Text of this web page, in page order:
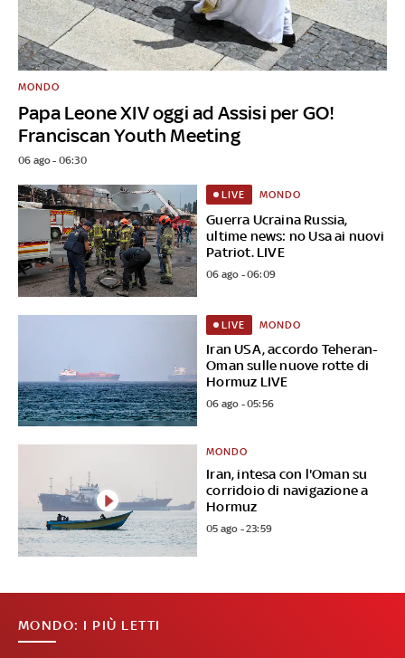
Papa Leone XIV oggi ad Assisi per GO!
Franciscan Youth Meeting
MONDO
06 ago - 06:30
Guerra Ucraina Russia,
ultime news: no Usa ai nuovi
Patriot. LIVE
LIVE MONDO
06 ago - 06:09
Iran USA, accordo Teheran-
Oman sulle nuove rotte di
Hormuz LIVE
LIVE MONDO
06 ago - 05:56
Iran, intesa con l'Oman su
corridoio di navigazione a
Hormuz
MONDO
05 ago - 23:59
MONDO: I PIÙ LETTI